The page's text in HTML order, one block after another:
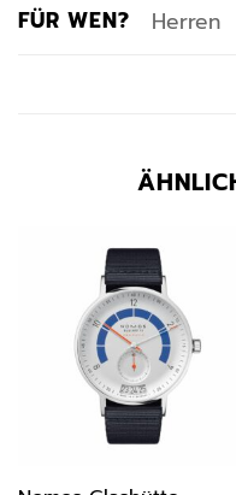
FÜR WEN? Herren